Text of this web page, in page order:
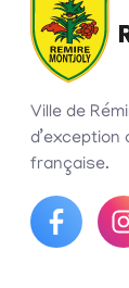
Ville de
française.